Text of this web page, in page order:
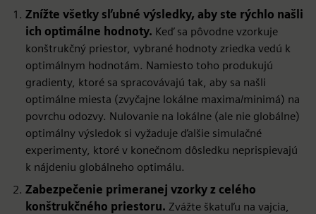
Znížte všetky sľubné výsledky, aby ste rýchlo našli
ich optimálne hodnoty. Keď sa pôvodne vzorkuje
konštrukčný priestor, vybrané hodnoty zriedka vedú k
optimálnym hodnotám. Namiesto toho produkujú
gradienty, ktoré sa spracovávajú tak, aby sa našli
optimálne miesta (zvyčajne lokálne maxima/minimá) na
povrchu odozvy. Nulovanie na lokálne (ale nie globálne)
optimálny výsledok si vyžaduje ďalšie simulačné
experimenty, ktoré v konečnom dôsledku neprispievajú
k nájdeniu globálneho optimálu.
Zabezpečenie primeranej vzorky z celého
konštrukčného priestoru. Zvážte škatuľu na vajcia,